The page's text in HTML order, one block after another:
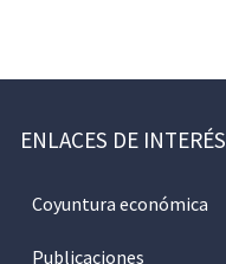
ENLACES DE INTERÉS
Coyuntura económica
Publicaciones